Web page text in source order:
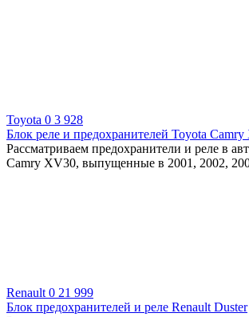
Toyota 0 3 928
Блок реле и предохранителей Toyota
Рассматриваем предохранители и реле в
Camry XV30, выпущенные в 2001, 2002,
Renault 0 21 999
Блок предохранителей и реле Renault Duster